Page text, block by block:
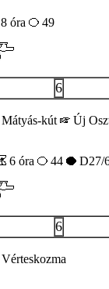
8 óra 49
6
Mátyás-kút Új
6 óra 44 D27/
6
Vérteskozma